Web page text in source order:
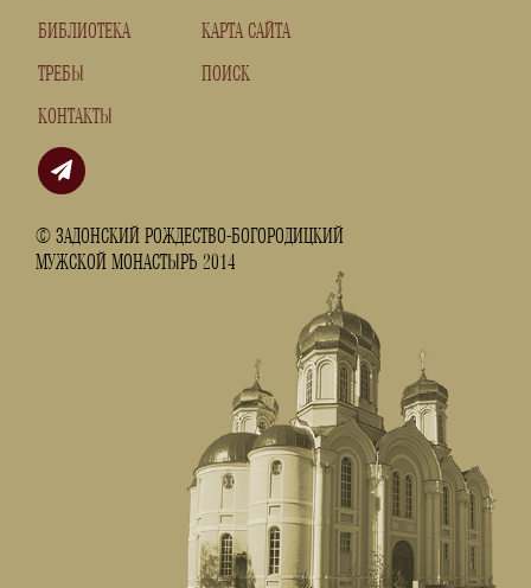
БИБЛИОТЕКА
ТРЕБЫ
КОНТАКТЫ
© ЗАДОНСКИЙ РОЖДЕСТВО-БОГОРОДИЦКИЙ
МУЖСКОЙ МОНАСТЫРЬ 2014
КАРТА САЙТА
ПОИСК